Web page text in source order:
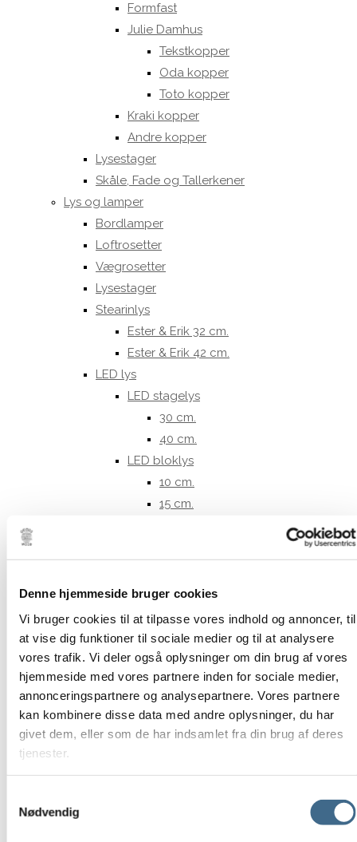
Denne hjemmeside bruger cookies
Vi bruger cookies til at tilpasse vores indhold og annoncer, til
at vise dig funktioner til sociale medier og til at analysere
vores trafik. Vi deler også oplysninger om din brug af vores
hjemmeside med vores partnere inden for sociale medier,
annonceringspartnere og analysepartnere. Vores partnere
kan kombinere disse data med andre oplysninger, du har
givet dem, eller som de har indsamlet fra din brug af deres
tjenester.
Nødvendig
Formfast
Julie Damhus
Tekstkopper
Oda kopper
Toto kopper
Kraki kopper
Andre kopper
Lysestager
Skåle, Fade og Tallerkener
Lys og lamper
Bordlamper
Loftrosetter
Vægrosetter
Lysestager
Stearinlys
Ester & Erik 32 cm.
Ester & Erik 42 cm.
LED lys
LED stagelys
30 cm.
40 cm.
LED bloklys
10 cm.
15 cm.
Underskåle Berit
35 cm
Bergs Potter – Julie
Bergs Potter – Modena
Bergs Potter – Hoff
Potter
Underskåle
Tekstiler